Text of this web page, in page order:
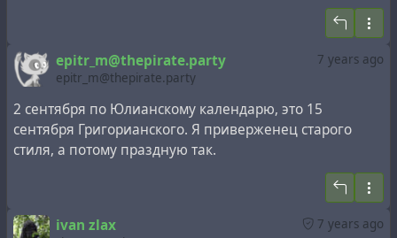
Сын Виктор — директор по юридическим
вопросам российского филиала компании Gunvor.
Ковальчук, Юрий Валентинович — крупнейший
совладелец и председатель совета директоров
банка «Россия», совладелец «Национальной
медиагруппы» («Первый канал», «Пятый канал»,
государственного монополиста «Интер РАО ЕЭС».
7 years ago
epitr_m@thepirate.party
epitr_m@thepirate.party
2 сентября по Юлианскому календарю, это 15
сентября Григорианского. Я приверженец старого
стиля, а потому праздную так.
7 years ago
ivan zlax